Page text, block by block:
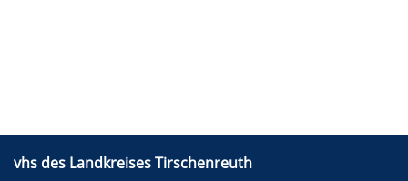
vhs des Landkreises Tirschenreuth